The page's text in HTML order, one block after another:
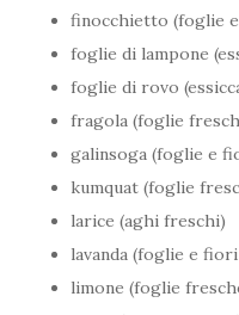
finocchietto (foglie
foglie di lampone
foglie di rovo
fragola (foglie
galinsoga (foglie e
kumquat (foglie
larice (aghi freschi)
lavanda (foglie e
limone (foglie